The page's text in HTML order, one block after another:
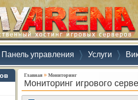
Панель управления Услуги
Главная » Мониторинг
Мониторинг игрового